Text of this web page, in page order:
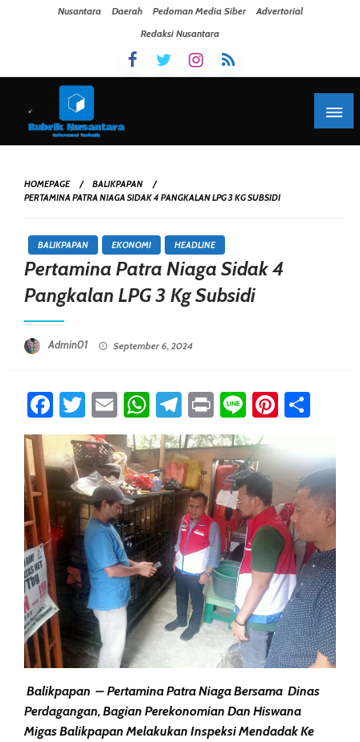
Nusantara Daerah Pedoman Media Siber
Advertorial
Redaksi Nusantara
HOMEPAGE
BALIKPAPAN
PERTAMINA PATRA NIAGA SIDAK 4 PANGKALAN LPG 3 KG SUBSIDI
BALIKPAPAN EKONOMI HEADLINE
Pertamina Patra Niaga Sidak 4
Pangkalan LPG 3 Kg Subsidi
Admin01 September 6, 2024
Facebook
Twitter
EmailWhatsApp
Telegram
PrintLine
Balikpapan – Pertamina Patra Niaga Bersama Dinas
Perdagangan, Bagian Perekonomian Dan Hiswana
Migas Balikpapan Melakukan Inspeksi Mendadak Ke